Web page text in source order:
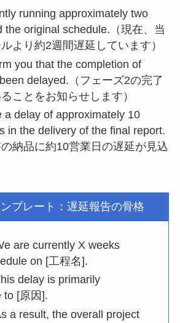
running approximately two
the original schedule.（現在、当
より約2週間遅延しています）
you that the completion of
delayed.（フェーズ2の完了
ことをお知らせします）
a delay of approximately 10
in the delivery of the final report.
の納品に約10営業日の遅延が見込
プレート：遅延報告の骨格
are currently X weeks
on [工程名].
delay is primarily
to [原因].
a result, the overall project